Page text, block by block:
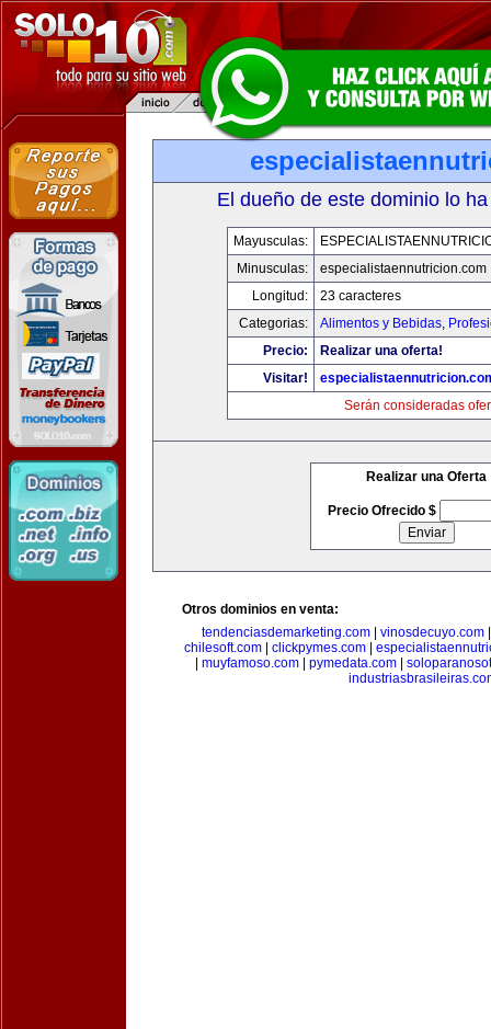
El dueño de este dominio lo
Mayusculas:
Minusculas:
especialistaennutricion.com
Longitud:
23 caracteres
Categorias:
Alimentos y Bebidas,
Precio:
Realizar una oferta!
Visitar!
Serán consideradas
Realizar una Oferta
Precio Ofrecido $
Otros dominios en venta:
tendenciasdemarketing.com| vinosdecuyo.com
chilesoft.com
clickpymes.com
muyfamoso.com pymedata.com